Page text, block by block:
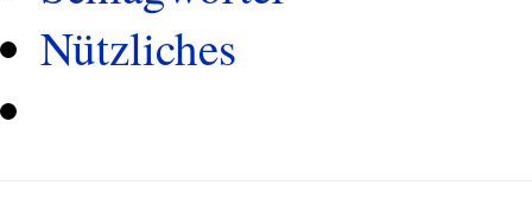
Nützliches